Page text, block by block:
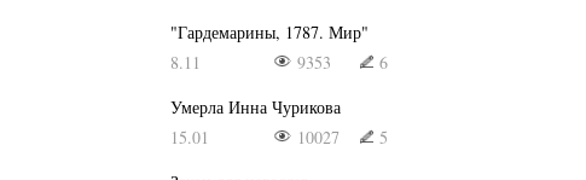
"Гардемарины, 1787. Мир"
8.11
9353
6
Умерла Инна Чурикова
15.01
10027
5